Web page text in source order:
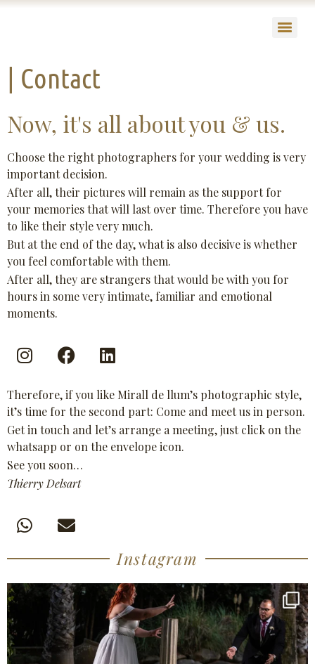
| Contact
Now, it's all about you & us.
Choose the right photographers for your wedding is very
important decision.
After all,their pictures will remain as the support for
your memories that will last over time. Therefore you have
to like their style very much.
But at the end of the day, what is also decisive is whether
you feel comfortable with them.
After all, they are strangers that would be with you for
hours in some very intimate, familiar and emotional
moments.
Therefore, if you like Mirall de llum’s photographic style,
it’s time for the second part: Come and meet us in person.
Get in touch and let’s arrange a meeting, just click on the
whatsapp or on the envelope icon.
See you soon…
Thierry Delsart
Instagram